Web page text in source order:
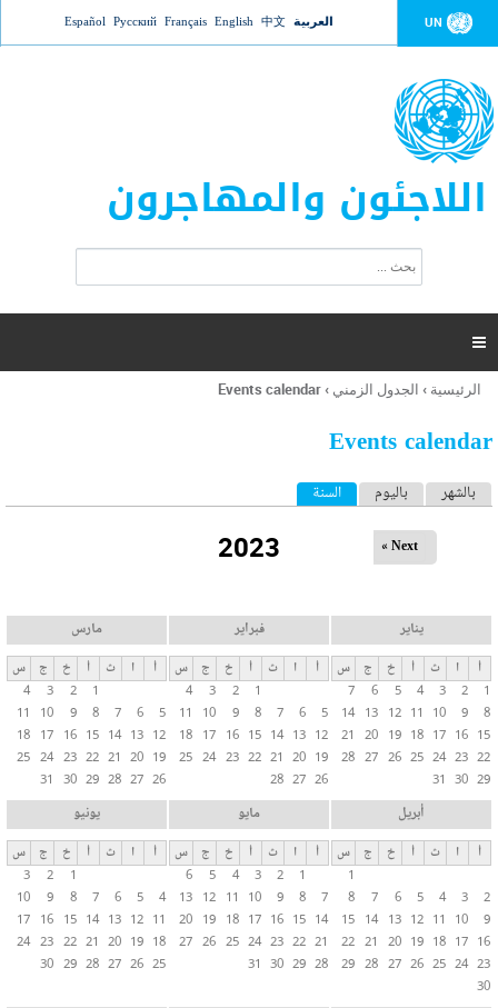
Jump to navigation UN العربية 中文
English
Français
Русский
Español
اللاجئون والمهاجرون
ت
ر
ل
ح
ب

أنت
هنا
الرئيسية › الجدول الزمني ›
Events calendar
Events calendar
ا
ب
ا
ت
ا
ل
أ
ا
س
ي
ة
بالشهر باليوم السنة (علامة التبويب النشطة)
2023 Next »
يناير
أ ا ث أ خ ج
س
1
2
3
4
5
6
7
8
9
10
11
12
13
14
15
16
17
18
19
20
21
22
23
24
25
26
27
28
29
30
31
فبراير
أ ا ث أ خ ج
س
1
2
3
4
5
6
7
8
9
10
11
12
13
14
15
16
17
18
19
20
21
22
23
24
25
26
27
28
مارس
أ ا ث أ خ ج
س
1
2
3
4
5
6
7
8
9
10
11
12
13
14
15
16
17
18
19
20
21
22
23
24
25
26
27
28
29
30
31
أبريل
أ ا ث أ خ ج
س
1
2
3
4
5
6
7
8
9
10
11
12
13
14
15
16
17
18
19
20
21
22
23
24
25
26
27
28
29
30
مايو
أ ا ث أ خ ج
س
1
2
3
4
5
6
7
8
9
10
11
12
13
14
15
16
17
18
19
20
21
22
23
24
25
26
27
28
29
30
31
يونيو
أ ا ث أ خ ج
س
1
2
3
4
5
6
7
8
9
10
11
12
13
14
15
16
17
18
19
20
21
22
23
24
25
26
27
28
29
30